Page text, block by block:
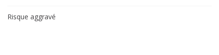
Risque aggravé